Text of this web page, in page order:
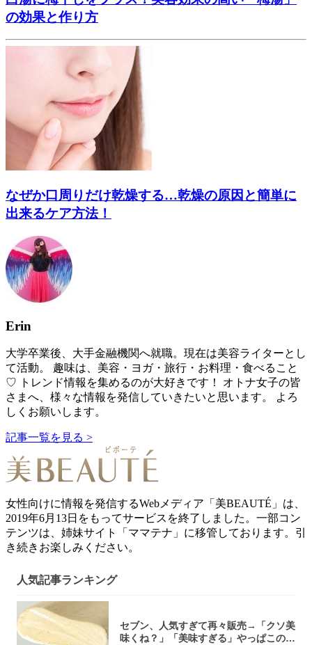
の効果と作り方
なぜか口周りだけ乾燥する…乾燥の原因と簡単に
出来るケア方法！
Erin
大学卒業後、大手金融機関へ就職。現在は美容ライターとし
て活動。 趣味は、美容・ヨガ・旅行・お料理・食べること
♡ トレンド情報を集めるのが大好きです！ オトナ女子の皆
さまへ、様々な情報を発信していきたいと思います。 よろ
しくお願いします。
記事一覧を見る >
女性向けに情報を発信するWebメディア「美BEAUTÉ」は、
2019年6月13日をもってサービスを終了しました。一部コン
テンツは、姉妹サイト「ママテナ」に移管しております。引
き続きお楽しみください。
人気記事ランキング
セブン、人気すぎて再々販売→「クソ美
味くね？」「美味すぎる」やっぱこのク